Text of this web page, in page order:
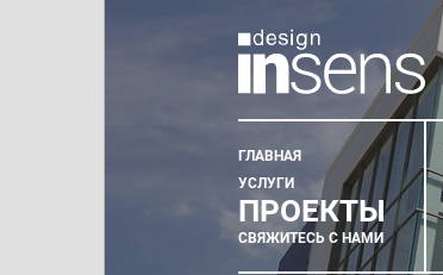
меню
ГЛАВНАЯ
УСЛУГИ
ПРОЕКТЫ
СВЯЖИТЕСЬ С НАМИ